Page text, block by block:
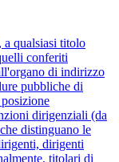
qualsiasi titolo
conferiti
di indirizzo
pubbliche di
dirigenziali (da
distinguano le
dirigenti
titolari di